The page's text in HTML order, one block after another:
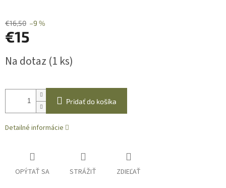
€16,50 –9 %
€15
cena:
Na dotaz (1 ks)
Pridať do košíka
Detailné informácie
OPÝTAŤ SA STRÁŽIŤ ZDIEĽAŤ